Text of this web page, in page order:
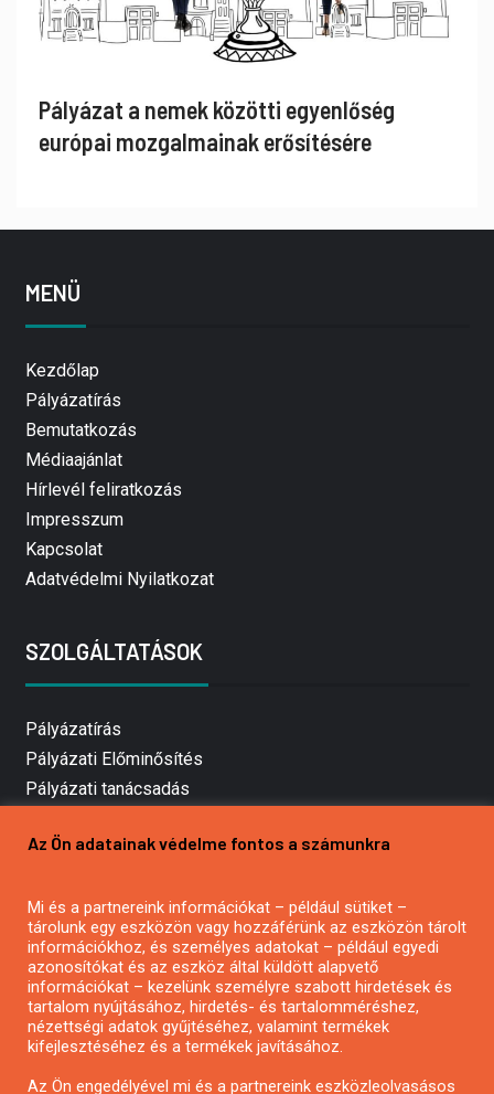
Pályázat a nemek közötti egyenlőség
európai mozgalmainak erősítésére
MENÜ
Kezdőlap
Pályázatírás
Bemutatkozás
Médiaajánlat
Hírlevél feliratkozás
Impresszum
Kapcsolat
Adatvédelmi Nyilatkozat
SZOLGÁLTATÁSOK
Pályázatírás
Pályázati Előminősítés
Pályázati tanácsadás
Mezőgazdasági pályázatírás
Pályázatírás civil szervezeteknek
Pályázatírás önkormányzatoknak
Pályázatfigyelés
Specifikus pályázatfigyelés vagy hírlevél
Az Ön adatainak védelme fontos a számunkra
Mi és a partnereink információkat – például sütiket –
tárolunk egy eszközön vagy hozzáférünk az eszközön tárolt
információkhoz, és személyes adatokat – például egyedi
azonosítókat és az eszköz által küldött alapvető
információkat – kezelünk személyre szabott hirdetések és
tartalom nyújtásához, hirdetés- és tartalomméréshez,
nézettségi adatok gyűjtéséhez, valamint termékek
kifejlesztéséhez és a termékek javításához.
Az Ön engedélyével mi és a partnereink eszközleolvasásos